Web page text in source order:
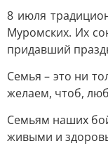
8 июля
Муромских. Их
придавший
Семья – это ни
желаем, чтоб,
Семьям наших
живыми и